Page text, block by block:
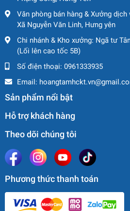
Văn phòng bán hàng & Xưởng dịch
Xã Nguyễn Văn Linh, Hưng yên
Chi nhánh & Kho xưởng: Ngã tư
(Lối lên cao tốc 5B)
Số điện thoại: 0961333935
Email:
Sản phẩm nổi bật
Hỗ trợ khách hàng
Theo dõi chúng tôi
Phương thức thanh toán